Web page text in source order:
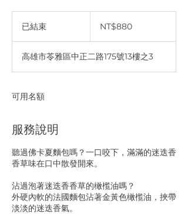
已結束 NT$880
高雄市苓雅區中正二路175號13樓之3
可用名額
服務說明
聽過佛卡夏麵包嗎？一口咬下，滿滿的迷迭香
香草味在口中散發開來。
沾過泡著迷迭香香草的橄㰖油嗎？
外硬內軟的法國麵包沾著金黃色橄㰖油，挾帶
淡淡的迷迭香氣。